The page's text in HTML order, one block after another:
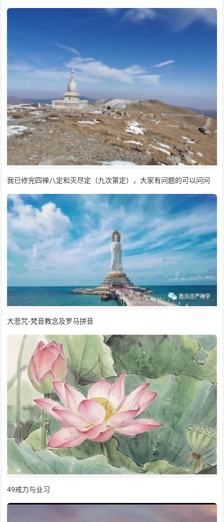
我已修完四禅八定和灭尽定（九次第定），大家有问题的可以问问
大悲咒-梵音教念及罗马拼音
49戒力与业习